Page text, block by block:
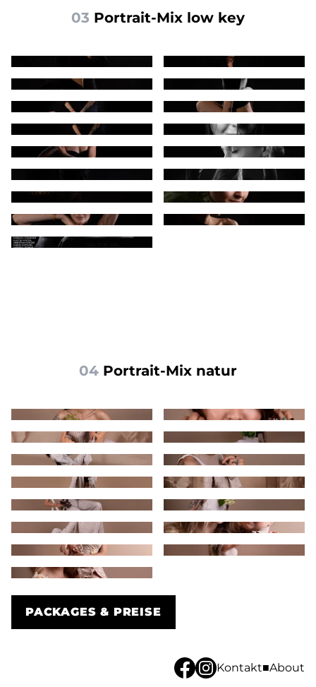
03 Portrait-Mix low key
04 Portrait-Mix natur
PACKAGES & PREISE
Kontakt■About